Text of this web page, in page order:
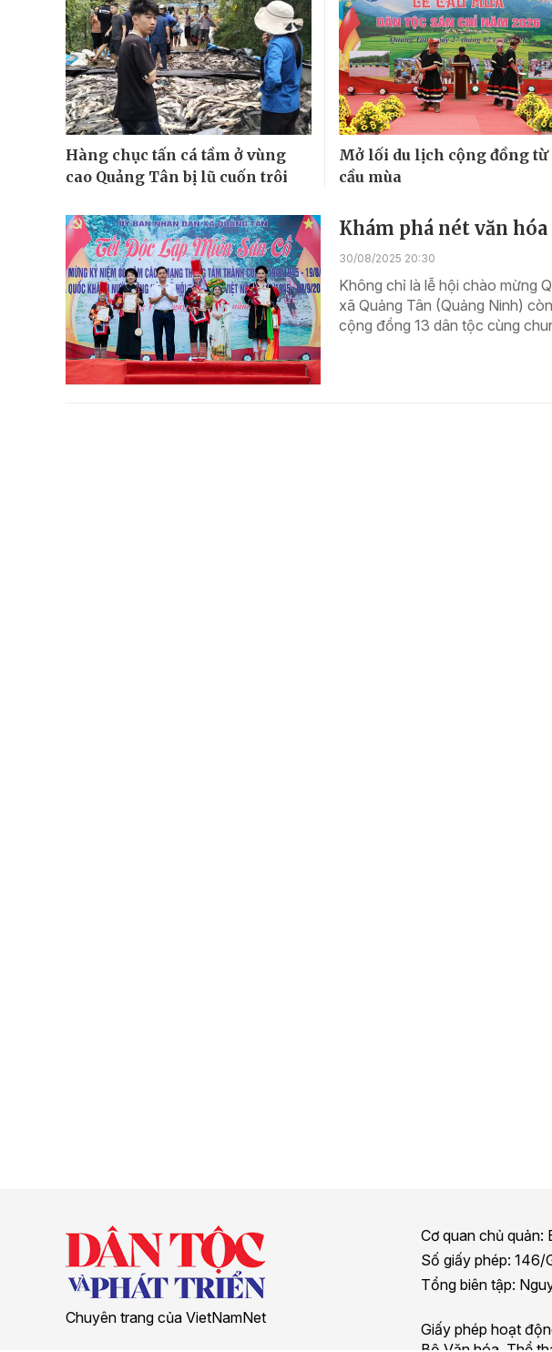
Hàng chục tấn cá tầm ở vùng
cao Quảng Tân bị lũ cuốn trôi
Mở lối du lịch cộng đồng từ
cầu mùa
Khám phá nét văn
30/08/2025 20:30
Không chỉ là lễ hội chào mừng
xã Quảng Tân (Quảng Ninh)
cộng đồng 13 dân tộc cùng
Chuyên trang của VietNamNet
Cơ quan chủ quản:
Số giấy phép:
Tổng biên tập:
Giấy phép hoạt